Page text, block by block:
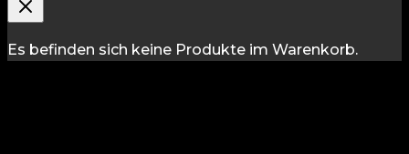
Es befinden sich keine Produkte im Warenkorb.